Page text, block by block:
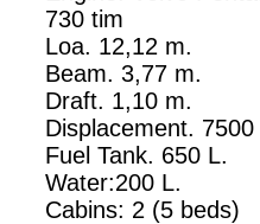
730 tim
Loa. 12,12 m.
Beam. 3,77 m.
Draft. 1,10 m.
Displacement. 7500
Fuel Tank. 650 L.
Water:200 L.
Cabins: 2 (5 beds)